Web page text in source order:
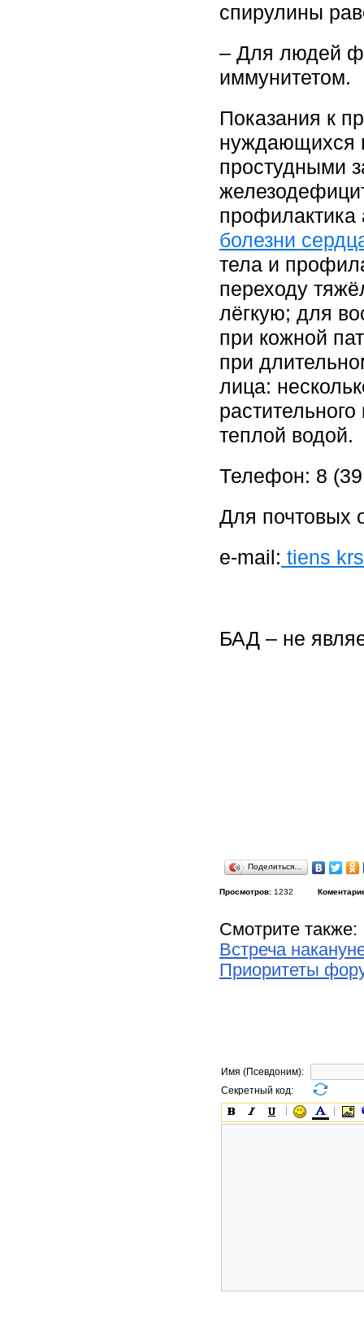
спирулины
– Для людей
иммунитетом.
Показания к
нуждающихся
простудными
профилактика
болезни
тела и
переходу
лёгкую; для
при кожной
при
лица:
теплой водой.
Телефон: 8
Для почтовых
e-mail: tiens
БАД – не
Поделиться…
Просмотров: 1232
Смотрите также:
Встреча
Приоритеты
Имя (Псевдоним):
Секретный код: